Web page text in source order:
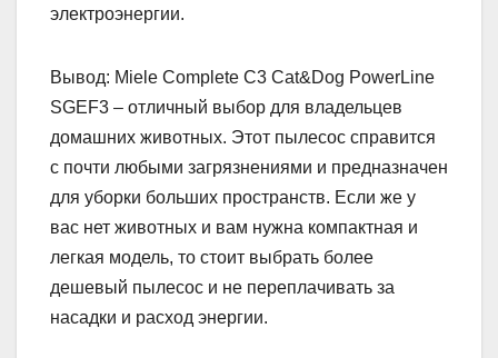
электроэнергии.
Вывод: Miele Complete C3 Cat&Dog PowerLine
SGEF3 – отличный выбор для владельцев
домашних животных. Этот пылесос справится
с почти любыми загрязнениями и предназначен
для уборки больших пространств. Если же у
вас нет животных и вам нужна компактная и
легкая модель, то стоит выбрать более
дешевый пылесос и не переплачивать за
насадки и расход энергии.